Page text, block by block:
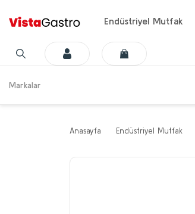
Endüstriyel Mutfak
Markalar
Anasayfa Endüstriyel Mutfak